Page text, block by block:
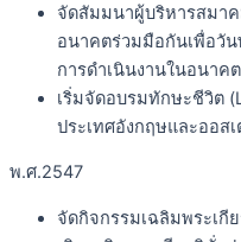
จัดสัมมนาผู้บริหารสมา
อนาคตร่วมมือกันเพื่อวัน
การดำเนินงานในอนาคต
เริ่มจัดอบรมทักษะชีวิต
ประเทศอังกฤษและออสเ
พ.ศ.2547
จัดกิจกรรมเฉลิมพระเกี